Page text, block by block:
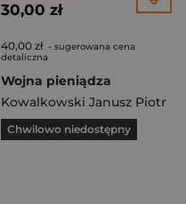
30,00 zł
40,00 zł - sugerowana cena
detaliczna
Wojna pieniądza
Kowalkowski Janusz Piotr
Chwilowo niedostępny